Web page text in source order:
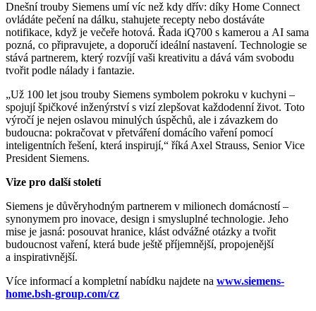
Dnešní trouby Siemens umí víc než kdy dřív: díky Home Connect
ovládáte pečení na dálku, stahujete recepty nebo dostáváte
notifikace, když je večeře hotová. Řada iQ700 s kamerou a AI sama
pozná, co připravujete, a doporučí ideální nastavení. Technologie se
stává partnerem, který rozvíjí vaši kreativitu a dává vám svobodu
tvořit podle nálady i fantazie.
„Už 100 let jsou trouby Siemens symbolem pokroku v kuchyni –
spojují špičkové inženýrství s vizí zlepšovat každodenní život. Toto
výročí je nejen oslavou minulých úspěchů, ale i závazkem do
budoucna: pokračovat v přetváření domácího vaření pomocí
inteligentních řešení, která inspirují,“ říká Axel Strauss, Senior Vice
President Siemens.
Vize pro další století
Siemens je důvěryhodným partnerem v milionech domácností –
synonymem pro inovace, design i smysluplné technologie. Jeho
mise je jasná: posouvat hranice, klást odvážné otázky a tvořit
budoucnost vaření, která bude ještě příjemnější, propojenější
a inspirativnější.
Více informací a kompletní nabídku najdete na www.siemens-
home.bsh-group.com/cz